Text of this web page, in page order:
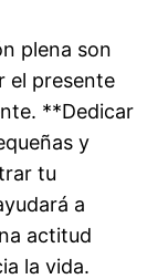
plena son
el presente
**Dedicar
y
tu
a
actitud
la vida.